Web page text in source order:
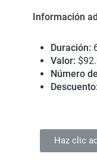
Información
Duración:
Valor:
Número
Descuento:
Haz clic